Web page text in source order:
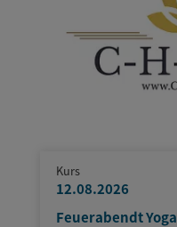
Kurs
12.08.2026
Feuerabendt Yoga